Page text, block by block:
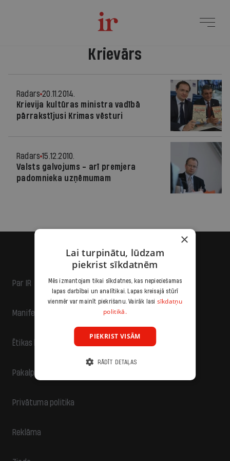
Krievārs
Radars 20.11.2014.
Krievija kultūras ministra vadībā
pārrakstījusi Krimas vēsturi
Radars 15.12.2010.
Valsts galvojums - arī premjera
padomnieka uzņēmumam
Par IR
Manifests
Ētikas kodekss
Pakalpojumu sniegšanas noteikumi
Privātuma politika
Reklāma
×
Lai turpinātu, lūdzam
piekrist sīkdatnēm
Mēs izmantojam tikai sīkdatnes, kas nepieciešamas
lapas darbībai un analītikai. Lapas kreisajā stūrī
vienmēr var mainīt piekrišanu. Vairāk lasi sīkdatņu
politikā.
PIEKRIST VISĀM
RĀDĪT DETAĻAS